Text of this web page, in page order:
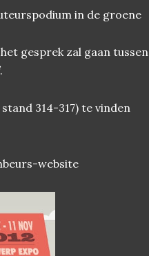
in de groene
gesprek zal gaan tussen
.
314-317) te vinden
website